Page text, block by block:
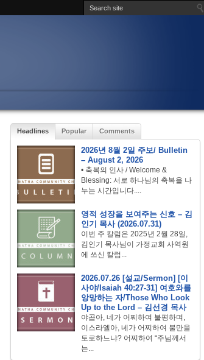
Headlines Popular Comments
2026년 8월 2일 주보/ Bulletin
– August 2, 2026
• 축복의 인사 / Welcome &
Blessing: 서로 하나님의 축복을 나
누는 시간입니다....
영적 성장을 보여주는 신호 – 김
인기 목사 (2026.07.31)
이번 주 칼럼은 2025년 2월 28일,
김인기 목사님이 가정교회 사역원
에 쓰신 칼럼...
2026.07.26 [설교/Sermon] [이
사야/Isaiah 40:27-31] 여호와를
앙망하는 자/Those Who Look
Up to the Lord – 김선경 목사
야곱아, 네가 어찌하여 불평하며,
이스라엘아, 네가 어찌하여 불만을
토로하느냐? 어찌하여 “주님께서
는...